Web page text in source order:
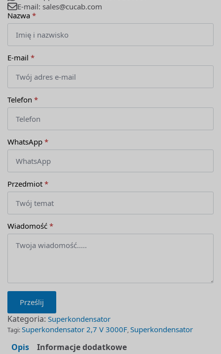
E-mail: sales@cucab.com
Nazwa *
E-mail *
Telefon *
WhatsApp *
Przedmiot *
Wiadomość *
Prześlij
Kategoria: Superkondensator
Tagi:Superkondensator 2,7 V 3000F,Superkondensator
Opis Informacje dodatkowe